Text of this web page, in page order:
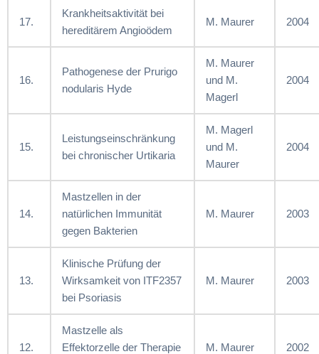
17.
Krankheitsaktivität bei
hereditärem Angioödem
M. Maurer 2004
16.
Pathogenese der Prurigo
nodularis Hyde
M. Maurer
und M.
Magerl
2004
15.
Leistungseinschränkung
bei chronischer Urtikaria
M. Magerl
und M.
Maurer
2004
14.
Mastzellen in der
natürlichen Immunität
gegen Bakterien
M. Maurer 2003
13.
Klinische Prüfung der
Wirksamkeit von ITF2357
bei Psoriasis
M. Maurer 2003
12.
Mastzelle als
Effektorzelle der Therapie
M. Maurer 2002